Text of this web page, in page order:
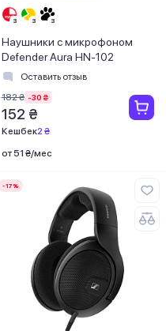
Наушники с микрофоном
Defender Aura HN-102
Оставить отзыв
182 ₴ -30 ₴
152 ₴
Кешбек2 ₴
от 51 ₴/мес
-17%